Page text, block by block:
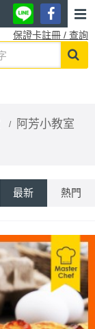
保證卡註冊 / 查詢
阿芳小教室
最新 熱門